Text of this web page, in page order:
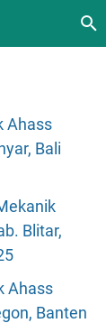
Ahass
Bali
Blitar,
Ahass
Banten